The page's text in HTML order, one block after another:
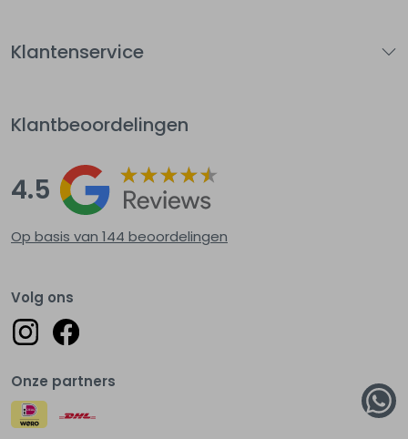
Klantenservice
Klantbeoordelingen
4.5
Op basis van 144 beoordelingen
Volg ons
Onze partners